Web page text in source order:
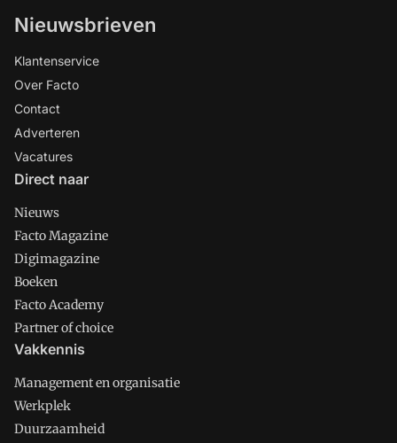
Nieuwsbrieven
Klantenservice
Over Facto
Contact
Adverteren
Vacatures
Direct naar
Nieuws
Facto Magazine
Digimagazine
Boeken
Facto Academy
Partner of choice
Vakkennis
Management en organisatie
Werkplek
Duurzaamheid